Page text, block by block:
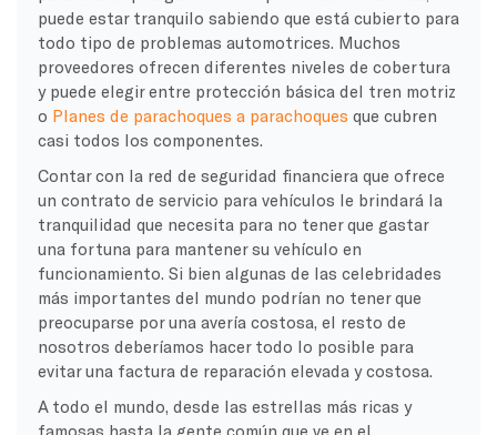
puede estar tranquilo sabiendo que está cubierto para
todo tipo de problemas automotrices. Muchos
proveedores ofrecen diferentes niveles de cobertura
y puede elegir entre protección básica del tren motriz
o Planes de parachoques a parachoques que cubren
casi todos los componentes.
Contar con la red de seguridad financiera que ofrece
un contrato de servicio para vehículos le brindará la
tranquilidad que necesita para no tener que gastar
una fortuna para mantener su vehículo en
funcionamiento. Si bien algunas de las celebridades
más importantes del mundo podrían no tener que
preocuparse por una avería costosa, el resto de
nosotros deberíamos hacer todo lo posible para
evitar una factura de reparación elevada y costosa.
A todo el mundo, desde las estrellas más ricas y
famosas hasta la gente común que ve en el